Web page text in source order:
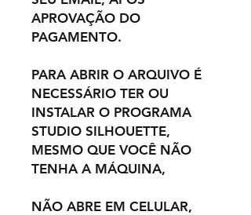
APROVAÇÃO DO
PAGAMENTO.
PARA ABRIR O ARQUIVO É
NECESSÁRIO TER OU
INSTALAR O PROGRAMA
STUDIO SILHOUETTE,
MESMO QUE VOCÊ NÃO
TENHA A MÁQUINA,
NÃO ABRE EM CELULAR,